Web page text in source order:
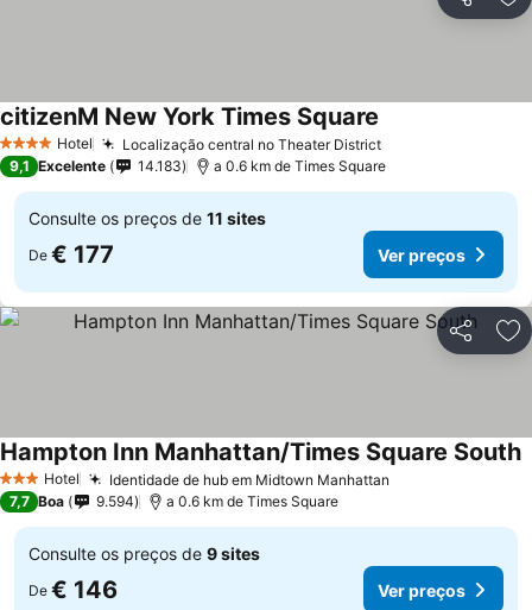
Partilhar
4 EstrelasHotel Localização central no Theater District
citizenM New York Times Square
9,1 Excelente 14.183 a 0.6 km de Times Square
Consulte os preços de 11 sites
De € 177 Ver preços
Partilhar
3 EstrelasHotel Identidade de hub em Midtown Manhattan
Hampton Inn Manhattan/Times Square South
7,7 Boa 9.594 a 0.6 km de Times Square
Consulte os preços de 9 sites
De € 146 Ver preços